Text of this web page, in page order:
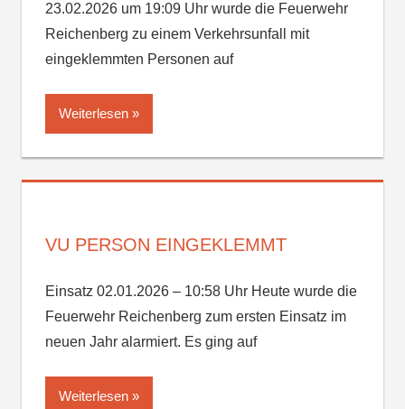
23.02.2026 um 19:09 Uhr wurde die Feuerwehr
Reichenberg zu einem Verkehrsunfall mit
eingeklemmten Personen auf
Weiterlesen
VU PERSON EINGEKLEMMT
Einsatz 02.01.2026 – 10:58 Uhr Heute wurde die
Feuerwehr Reichenberg zum ersten Einsatz im
neuen Jahr alarmiert. Es ging auf
Weiterlesen